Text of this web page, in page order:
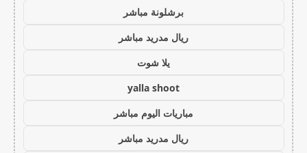
برشلونة مباشر
ريال مدريد مباشر
يلا شوت
yalla shoot
مباريات اليوم مباشر
ريال مدريد مباشر